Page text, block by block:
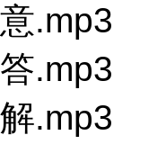
.mp3
.mp3
.mp3